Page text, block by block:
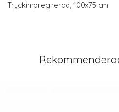
Tryckimpregnerad, 100x75 cm